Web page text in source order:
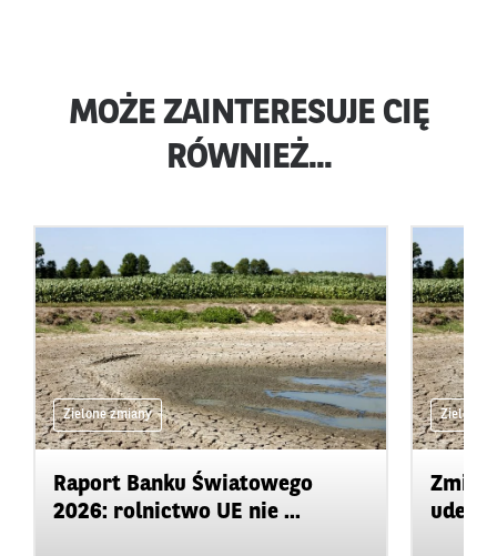
MOŻE ZAINTERESUJE CIĘ
RÓWNIEŻ...
Zielone zmiany
Raport Banku Światowego
2026: rolnictwo UE nie ...
Zielone